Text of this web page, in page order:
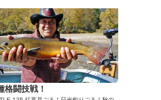
格闘技戦！